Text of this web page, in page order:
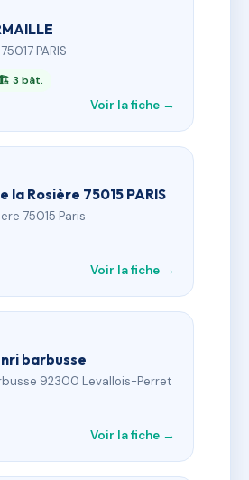
PARIS
3 bât.
Voir la fiche →
la Rosière 75015 PARIS
75015 Paris
Voir la fiche →
barbusse
92300 Levallois-Perret
Voir la fiche →